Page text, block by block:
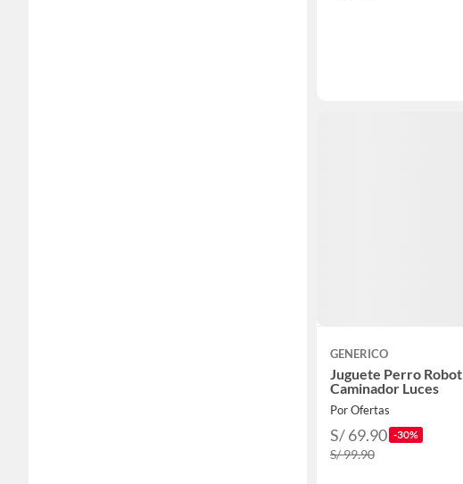
GENERICO
Juguete Perro Robot
Caminador Luces
Por Ofertas
S/ 69.90 -30%
S/ 99.90